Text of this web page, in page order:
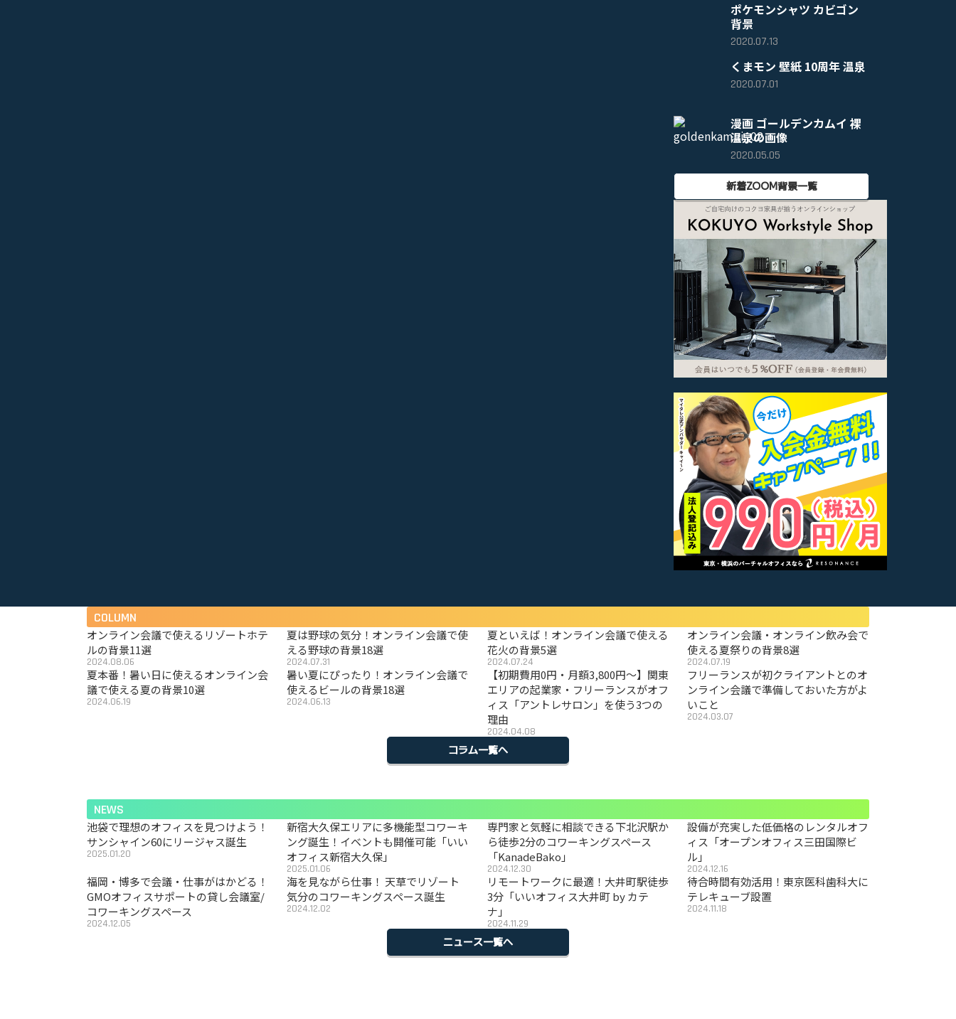
ポケモンシャツ カビゴン
背景
2020.07.13
くまモン 壁紙 10周年 温泉
2020.07.01
漫画 ゴールデンカムイ 裸
温泉の画像
2020.05.05
新着ZOOM背景一覧
COLUMN
オンライン会議で使えるリゾートホテ
ルの背景11選
2024.08.06
夏は野球の気分！オンライン会議で使
える野球の背景18選
2024.07.31
夏といえば！オンライン会議で使える
花火の背景5選
2024.07.24
オンライン会議・オンライン飲み会で
使える夏祭りの背景8選
2024.07.19
夏本番！暑い日に使えるオンライン会
議で使える夏の背景10選
2024.06.19
暑い夏にぴったり！オンライン会議で
使えるビールの背景18選
2024.06.13
【初期費用0円・月額3,800円〜】関東
エリアの起業家・フリーランスがオフ
ィス「アントレサロン」を使う3つの
理由
2024.04.08
フリーランスが初クライアントとのオ
ンライン会議で準備しておいた方がよ
いこと
2024.03.07
コラム一覧へ
NEWS
池袋で理想のオフィスを見つけよう！
サンシャイン60にリージャス誕生
2025.01.20
新宿大久保エリアに多機能型コワーキ
ング誕生！イベントも開催可能「いい
オフィス新宿大久保」
2025.01.06
専門家と気軽に相談できる下北沢駅か
ら徒歩2分のコワーキングスペース
「KanadeBako」
2024.12.30
設備が充実した低価格のレンタルオフ
ィス「オープンオフィス三田国際ビ
ル」
2024.12.16
福岡・博多で会議・仕事がはかどる！
GMOオフィスサポートの貸し会議室/
コワーキングスペース
2024.12.05
海を見ながら仕事！ 天草でリゾート
気分のコワーキングスペース誕生
2024.12.02
リモートワークに最適！大井町駅徒歩
3分「いいオフィス大井町 by カテ
ナ」
2024.11.29
待合時間有効活用！東京医科歯科大に
テレキューブ設置
2024.11.18
ニュース一覧へ